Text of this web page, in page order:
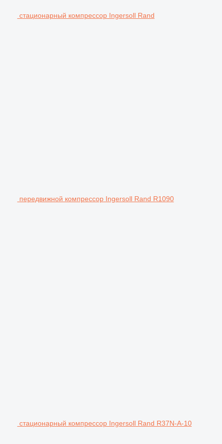
стационарный компрессор Ingersoll Rand
передвижной компрессор Ingersoll Rand R1090
стационарный компрессор Ingersoll Rand R37N-A-10